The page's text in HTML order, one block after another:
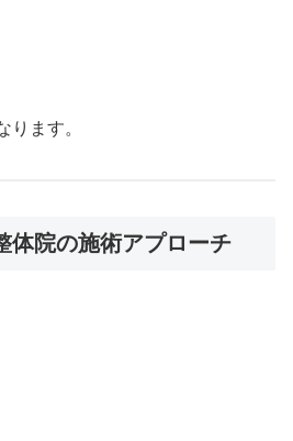
ります。
体院の施術アプローチ